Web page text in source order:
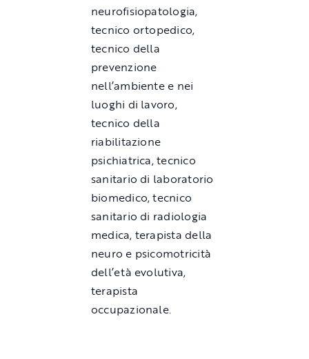
neurofisiopatologia,
tecnico ortopedico,
tecnico della
prevenzione
nell’ambiente e nei
luoghi di lavoro,
tecnico della
riabilitazione
psichiatrica, tecnico
sanitario di laboratorio
biomedico, tecnico
sanitario di radiologia
medica, terapista della
neuro e psicomotricità
dell’età evolutiva,
terapista
occupazionale.